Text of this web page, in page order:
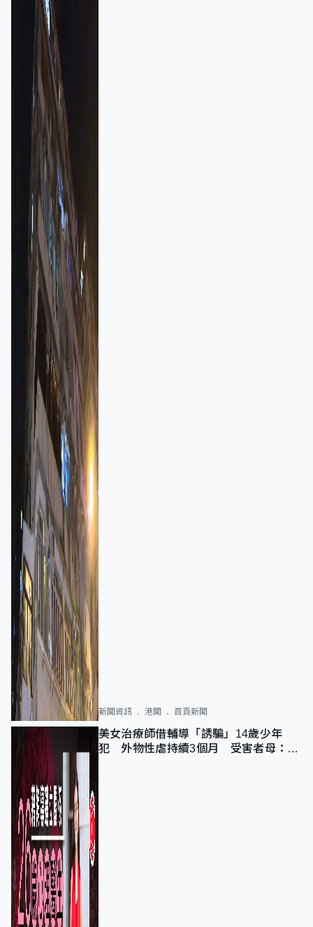
新聞資訊 港聞 首頁新聞
美女治療師借輔導「誘騙」14歲少年
犯 外物性虐持續3個月 受害者母：要